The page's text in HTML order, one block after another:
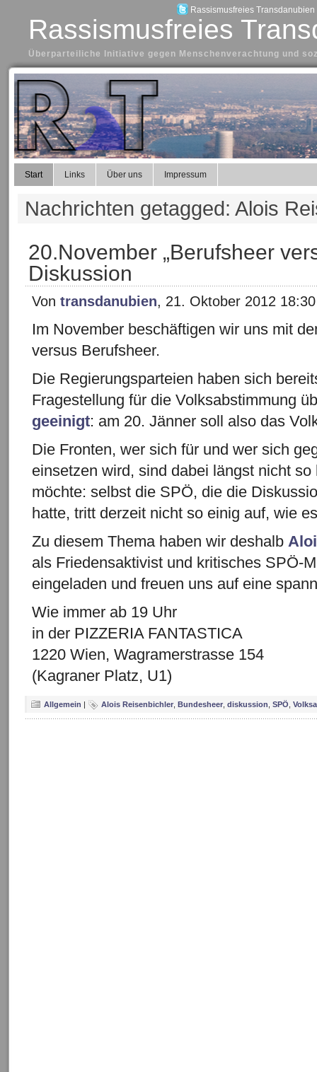
Rassismusfreies Transdanubien
Rassismusfreies
Überparteiliche Initiative gegen Menschenverachtung und
Start Links Über uns Impressum
Nachrichten getagged: Alois
20.November „Berufsheer
Diskussion
Von transdanubien, 21. Oktober 2012 18:30
Im November beschäftigen wir uns mit
versus Berufsheer.
Die Regierungsparteien haben sich
Fragestellung für die Volksabstimmung
geeinigt: am 20. Jänner soll also das
Die Fronten, wer sich für und wer sich
einsetzen wird, sind dabei längst nicht
möchte: selbst die SPÖ, die die
hatte, tritt derzeit nicht so einig auf, wie
Zu diesem Thema haben wir deshalb
als Friedensaktivist und kritisches SPÖ-
eingeladen und freuen uns auf eine
Wie immer ab 19 Uhr
in der PIZZERIA FANTASTICA
1220 Wien, Wagramerstrasse 154
(Kagraner Platz, U1)
Allgemein | Alois Reisenbichler Bundesheer diskussion SPÖ